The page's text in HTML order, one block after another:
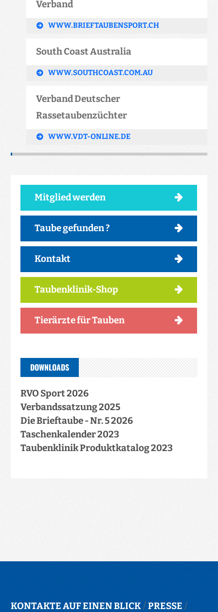
Verband
WWW.BRIEFTAUBENSPORT.CH
South Coast Australia
WWW.SOUTHCOAST.COM.AU
Verband Deutscher
Rassetaubenzüchter
WWW.VDT-ONLINE.DE
Mitglied werden
Taube gefunden ?
Kontakt
Taubenklinik-Shop
Tierärzte für Tauben
DOWNLOADS
RVO Sport 2026
Verbandssatzung 2025
Die Brieftaube - Nr. 5 2026
Taschenkalender 2023
Taubenklinik Produktkatalog 2023
KONTAKTE AUF EINEN BLICK/PRESSE /